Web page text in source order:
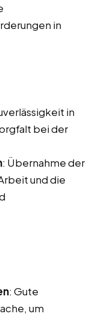
in
in
bei der
: Übernahme der
und die
: Gute
um